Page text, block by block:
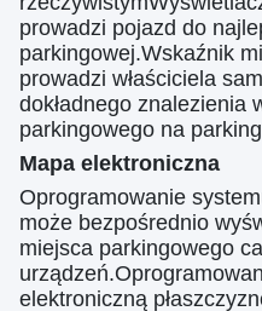
prowadzi pojazd do
parkingowej.Wskaźnik
prowadzi właściciela
dokładnego znalezienia
parkingowego na
Mapa elektroniczna
Oprogramowanie
może bezpośrednio
miejsca parkingowego
elektroniczną